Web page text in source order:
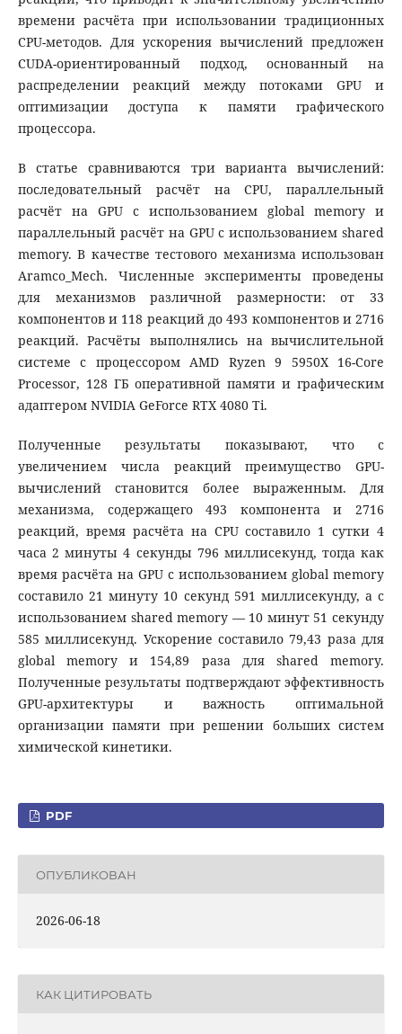
времени расчёта при использовании традиционных
CPU-методов. Для ускорения вычислений предложен
CUDA-ориентированный подход, основанный на
распределении реакций между потоками GPU и
оптимизации доступа к памяти графического
процессора.
В статье сравниваются три варианта вычислений:
последовательный расчёт на CPU, параллельный
расчёт на GPU с использованием global memory и
параллельный расчёт на GPU с использованием shared
memory. В качестве тестового механизма использован
Aramco_Mech. Численные эксперименты проведены
для механизмов различной размерности: от 33
компонентов и 118 реакций до 493 компонентов и 2716
реакций. Расчёты выполнялись на вычислительной
системе с процессором AMD Ryzen 9 5950X 16-Core
Processor, 128 ГБ оперативной памяти и графическим
адаптером NVIDIA GeForce RTX 4080 Ti.
Полученные результаты показывают, что с
увеличением числа реакций преимущество GPU-
вычислений становится более выраженным. Для
механизма, содержащего 493 компонента и 2716
реакций, время расчёта на CPU составило 1 сутки 4
часа 2 минуты 4 секунды 796 миллисекунд, тогда как
время расчёта на GPU с использованием global memory
составило 21 минуту 10 секунд 591 миллисекунду, а с
использованием shared memory — 10 минут 51 секунду
585 миллисекунд. Ускорение составило 79,43 раза для
global memory и 154,89 раза для shared memory.
Полученные результаты подтверждают эффективность
GPU-архитектуры и важность оптимальной
организации памяти при решении больших систем
химической кинетики.
PDF
ОПУБЛИКОВАН
2026-06-18
КАК ЦИТИРОВАТЬ